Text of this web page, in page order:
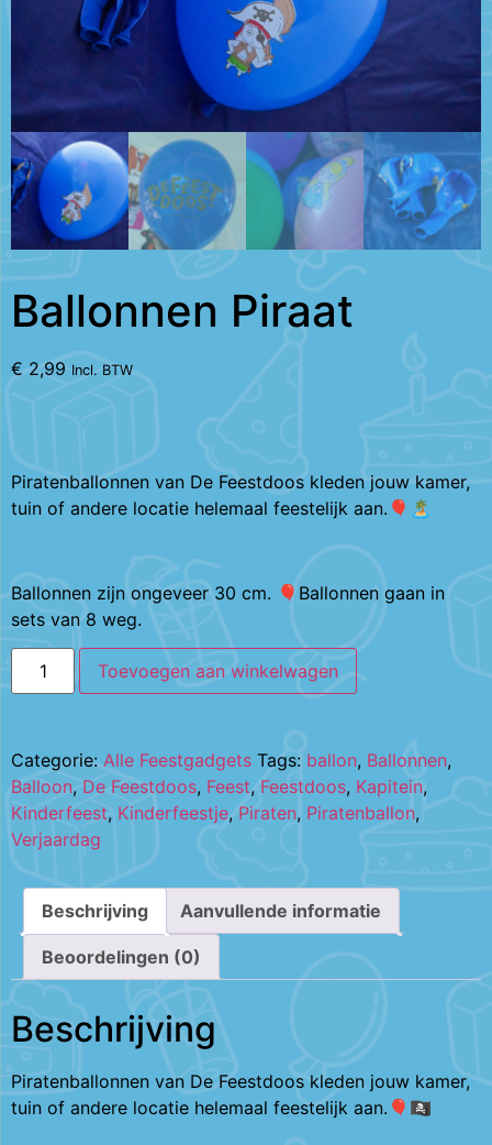
Ballonnen Piraat
€ 2,99 Incl. BTW
Piratenballonnen van De Feestdoos kleden jouw kamer,
tuin of andere locatie helemaal feestelijk aan.🎈🏝️
Ballonnen zijn ongeveer 30 cm. 🎈Ballonnen gaan in
sets van 8 weg.
Toevoegen aan winkelwagen
Categorie: Alle Feestgadgets Tags: ballon, Ballonnen,
Balloon, De Feestdoos, Feest, Feestdoos, Kapitein,
Kinderfeest, Kinderfeestje, Piraten, Piratenballon,
Verjaardag
Beschrijving Aanvullende informatie
Beoordelingen (0)
Beschrijving
Piratenballonnen van De Feestdoos kleden jouw kamer,
tuin of andere locatie helemaal feestelijk aan.🎈🏴‍☠️